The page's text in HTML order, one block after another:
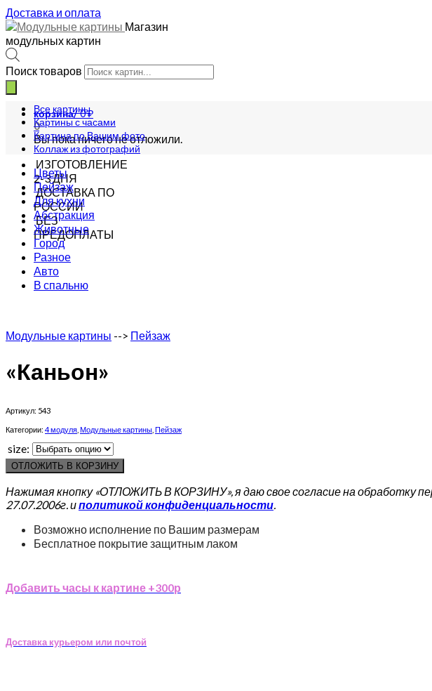
Доставка и оплата
Магазин
модульных картин
Поиск товаров
корзина/0₽
0
Вы пока ничего не отложили.
ИЗГОТОВЛЕНИЕ
2-3 ДНЯ
ДОСТАВКА ПО
РОССИИ
БЕЗ
ПРЕДОПЛАТЫ
Все картины
Картины с часами
Картина по Вашим фото
Коллаж из фотографий
Цветы
Пейзаж
Для кухни
Абстракция
Животные
Город
Разное
Авто
В спальню
Модульные картины --> Пейзаж
«Каньон»
Артикул: 543
Категории: 4 модуля Модульные картины Пейзаж
size:
ОТЛОЖИТЬ В КОРЗИНУ
Нажимая кнопку «ОТЛОЖИТЬ В КОРЗИНУ», я даю свое согласие на обработку
27.07.2006г. иполитикой конфиденциальности.
Возможно исполнение по Вашим размерам
Бесплатное покрытие защитным лаком
Добавить часы к картине +300р
Доставка курьером или почтой